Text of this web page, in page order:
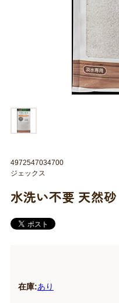
水洗い不要 天然
在庫:あり
4972547034700
ジェックス